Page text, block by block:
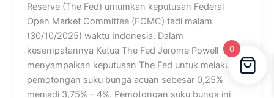
Reserve (The Fed) umumkan keputusan Federal
Open Market Committee (FOMC) tadi malam
(30/10/2025) waktu Indonesia. Dalam
kesempatannya Ketua The Fed Jerome Powell
menyampaikan keputusan The Fed untuk melakukan
pemotongan suku bunga acuan sebesar 0,25%
menjadi 3,75% – 4%. Pemotongan suku bunga ini
0